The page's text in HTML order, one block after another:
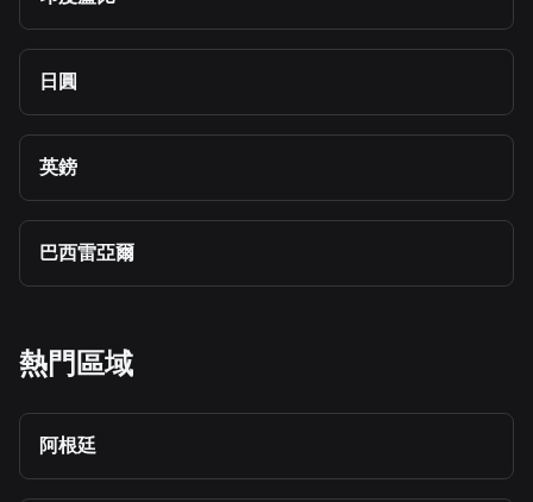
日圓
英鎊
巴西雷亞爾
熱門區域
阿根廷